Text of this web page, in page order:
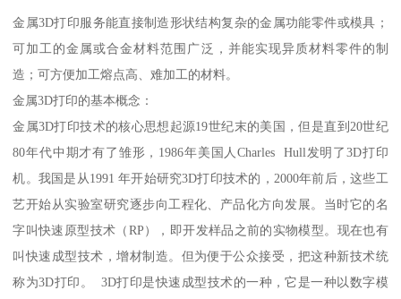
金属3D打印服务能直接制造形状结构复杂的金属功能零件或模具；
可加工的金属或合金材料范围广泛，并能实现异质材料零件的制
造；可方便加工熔点高、难加工的材料。
金属3D打印的基本概念：
金属3D打印技术的核心思想起源19世纪末的美国，但是直到20世纪
80年代中期才有了雏形，1986年美国人Charles Hull发明了3D打印
机。我国是从1991 年开始研究3D打印技术的，2000年前后，这些工
艺开始从实验室研究逐步向工程化、产品化方向发展。当时它的名
字叫快速原型技术（RP），即开发样品之前的实物模型。现在也有
叫快速成型技术，增材制造。但为便于公众接受，把这种新技术统
称为3D打印。 3D打印是快速成型技术的一种，它是一种以数字模